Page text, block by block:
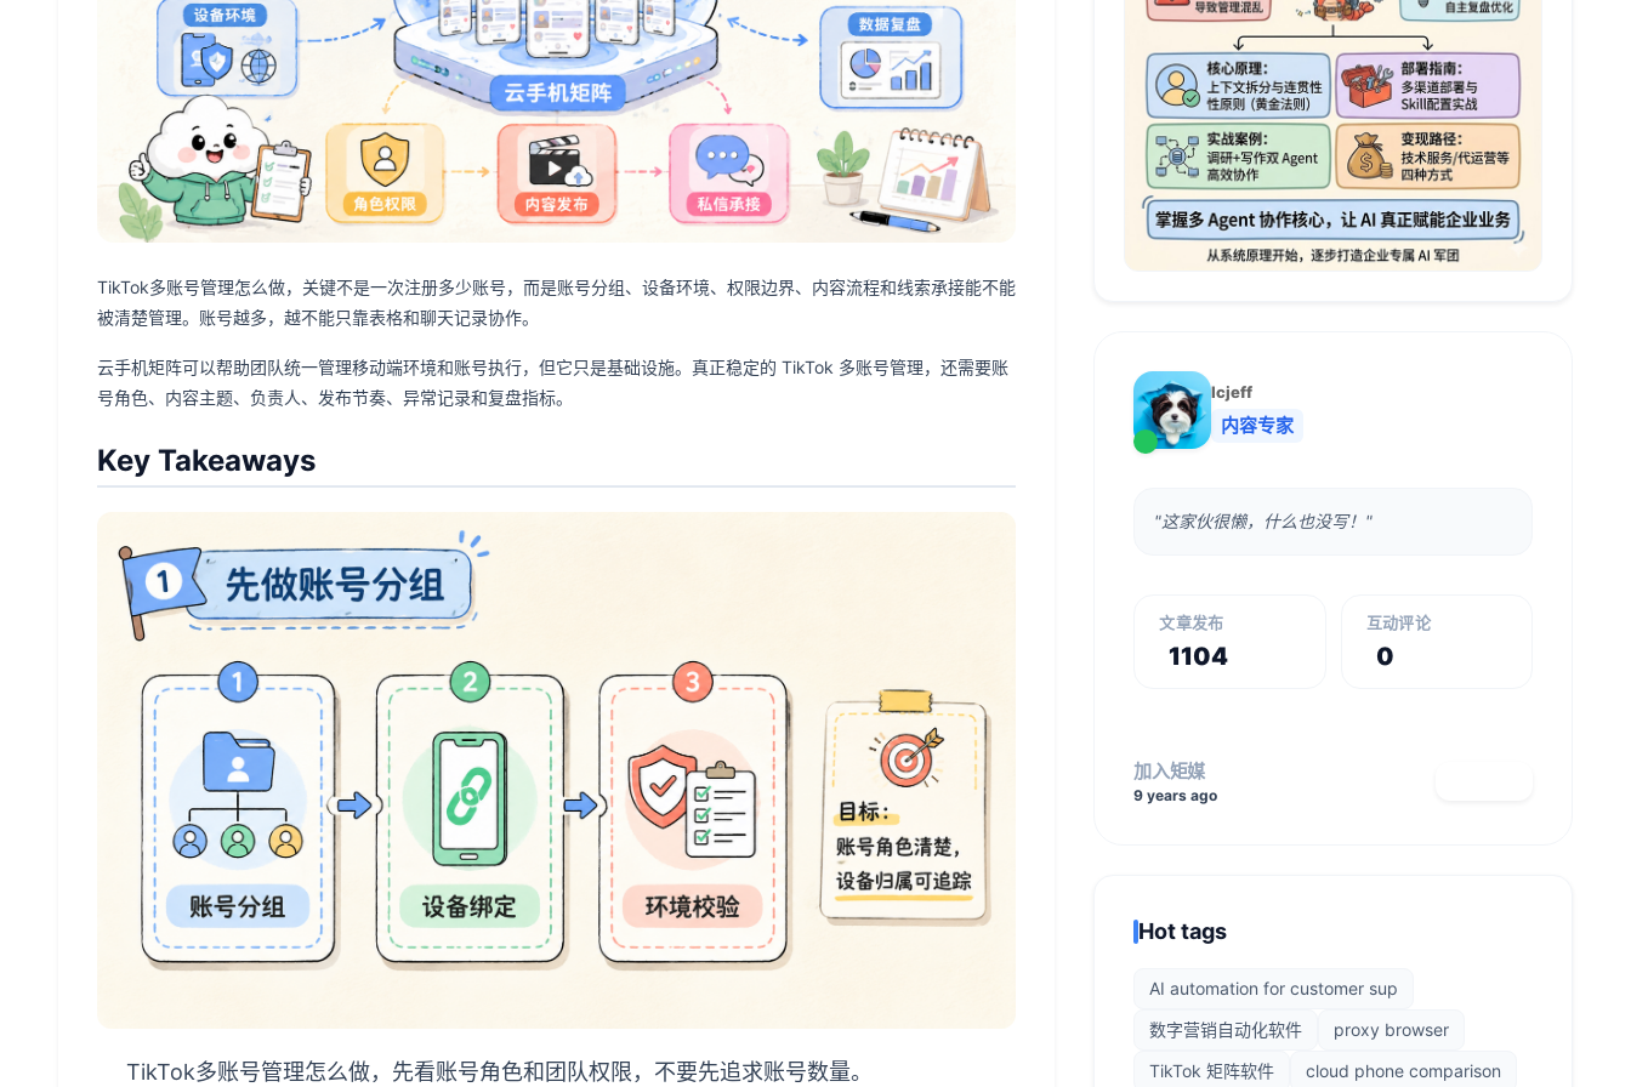
TikTok多账号管理怎么做，关键不是一次注册多少账号，而是账号分组、设备环境、权限边界、内容流程和线索承接能不能
被清楚管理。账号越多，越不能只靠表格和聊天记录协作。
云手机矩阵可以帮助团队统一管理移动端环境和账号执行，但它只是基础设施。真正稳定的 TikTok 多账号管理，还需要账
号角色、内容主题、负责人、发布节奏、异常记录和复盘指标。
Key Takeaways
TikTok多账号管理怎么做，先看账号角色和团队权限，不要先追求账号数量。
lcjeff
内容专家
"这家伙很懒，什么也没写！"
文章发布
1104
互动评论
0
加入矩媒
9 years ago
Hot tags
AI automation for customer sup
数字营销自动化软件
proxy browser
TikTok 矩阵软件
cloud phone comparison